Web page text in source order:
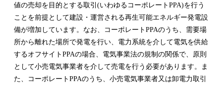
値の売却を目的とする取引(いわゆるコーポレートPPA)を行う
ことを前提として建設・運営される再生可能エネルギー発電設
備が増加しています。なお、コーポレートPPAのうち、需要場
所から離れた場所で発電を行い、電力系統を介して電気を供給
するオフサイトPPAの場合、電気事業法の規制の関係で、原則
として小売電気事業者を介して売電を行う必要があります。ま
た、コーポレートPPAのうち、小売電気事業者又は卸電力取引